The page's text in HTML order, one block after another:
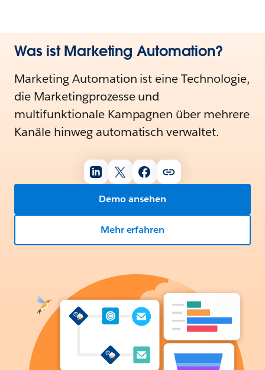
Was ist Marketing Automation?
Marketing Automation ist eine Technologie,
die Marketingprozesse und
multifunktionale Kampagnen über mehrere
Kanäle hinweg automatisch verwaltet.
Demo ansehen
Mehr erfahren